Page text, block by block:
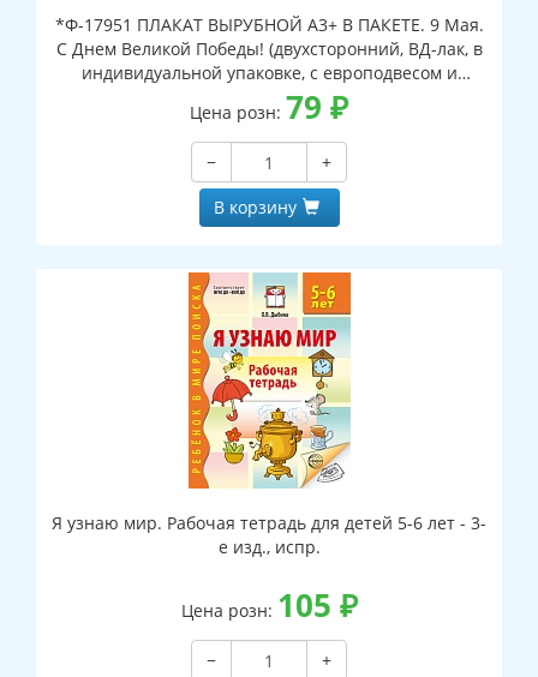
*Ф-17951 ПЛАКАТ ВЫРУБНОЙ А3+ В ПАКЕТЕ. 9 Мая.
С Днем Великой Победы! (двухсторонний, ВД-лак, в
индивидуальной упаковке, с европодвесом и
клеевым клапаном)
Цена розн: 79 ₽
−
+
В корзину
Я узнаю мир. Рабочая тетрадь для детей 5-6 лет - 3-
е изд., испр.
Цена розн: 105 ₽
−
+